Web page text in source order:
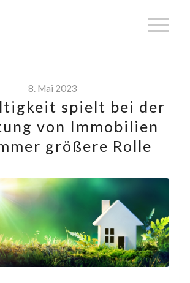
8. Mai 2023
spielt bei der
von Immobilien
größere Rolle